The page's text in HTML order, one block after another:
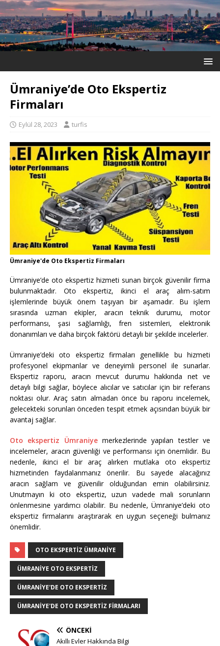
Ümraniye’de Oto Ekspertiz
Firmaları
Eylül 28, 2023 turfis
Ümraniye'de Oto Ekspertiz Firmaları
Ümraniye’de oto ekspertiz hizmeti sunan birçok güvenilir firma
bulunmaktadır. Oto ekspertiz, ikinci el araç alım-satım
işlemlerinde büyük önem taşıyan bir aşamadır. Bu işlem
sırasında uzman ekipler, aracın teknik durumu, motor
performansı, şasi sağlamlığı, fren sistemleri, elektronik
donanımları ve daha birçok faktörü detaylı bir şekilde incelerler.
Ümraniye’deki oto ekspertiz firmaları genellikle bu hizmeti
profesyonel ekipmanlar ve deneyimli personel ile sunarlar.
Ekspertiz raporu, aracın mevcut durumu hakkında net ve
detaylı bilgi sağlar, böylece alıcılar ve satıcılar için bir referans
noktası olur. Araç satın almadan önce bu raporu incelemek,
gelecekteki sorunları önceden tespit etmek açısından büyük bir
avantaj sağlar.
Oto ekspertiz Ümraniyemerkezlerinde yapılan testler ve
incelemeler, aracın güvenliği ve performansı için önemlidir. Bu
nedenle, ikinci el bir araç alırken mutlaka oto ekspertiz
hizmetinden faydalanmanız önerilir. Bu sayede alacağınız
aracın sağlam ve güvenilir olduğundan emin olabilirsiniz.
Unutmayın ki oto ekspertiz, uzun vadede mali sorunların
önlenmesine yardımcı olabilir. Bu nedenle, Ümraniye’deki oto
ekspertiz firmalarını araştırarak en uygun seçeneği bulmanız
önemlidir.
OTO EKSPERTIZ ÜMRANIYE
ÜMRANIYE OTO EKSPERTIZ
ÜMRANIYE'DE OTO EKSPERTIZ
ÜMRANIYE'DE OTO EKSPERTIZ FIRMALARI
ÖNCEKI
Akıllı Evler Hakkında Bilgi